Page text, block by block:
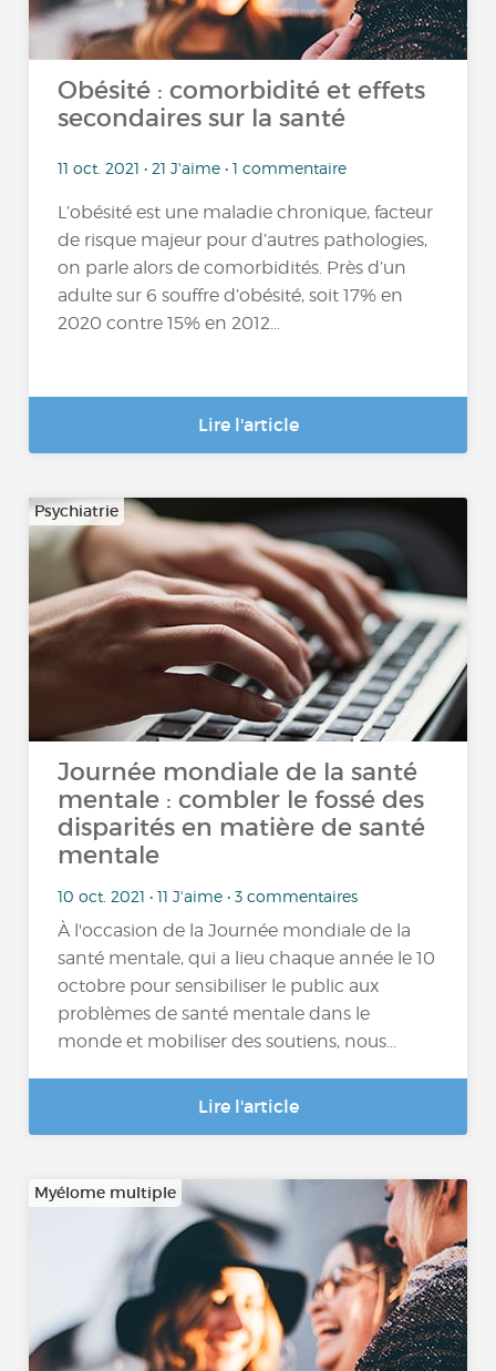
Obésité : comorbidité et effets
secondaires sur la santé
11 oct. 2021 • 21 J'aime • 1 commentaire
L’obésité est une maladie chronique, facteur
de risque majeur pour d’autres pathologies,
on parle alors de comorbidités. Près d’un
adulte sur 6 souffre d’obésité, soit 17% en
2020 contre 15% en 2012...
Lire l'article
Psychiatrie
Journée mondiale de la santé
mentale : combler le fossé des
disparités en matière de santé
mentale
10 oct. 2021 • 11 J'aime • 3 commentaires
À l'occasion de la Journée mondiale de la
santé mentale, qui a lieu chaque année le 10
octobre pour sensibiliser le public aux
problèmes de santé mentale dans le
monde et mobiliser des soutiens, nous...
Lire l'article
Myélome multiple